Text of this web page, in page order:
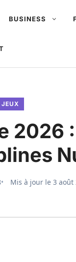
BUSINESS
JEUX
2026
Mis à jour le 3 août